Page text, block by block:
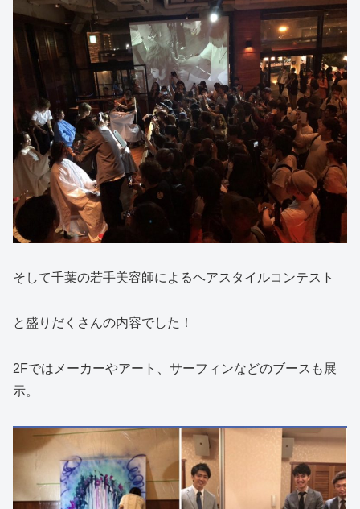
そして千葉の若手美容師によるヘアスタイルコンテスト
と盛りだくさんの内容でした！
2Fではメーカーやアート、サーフィンなどのブースも展
示。